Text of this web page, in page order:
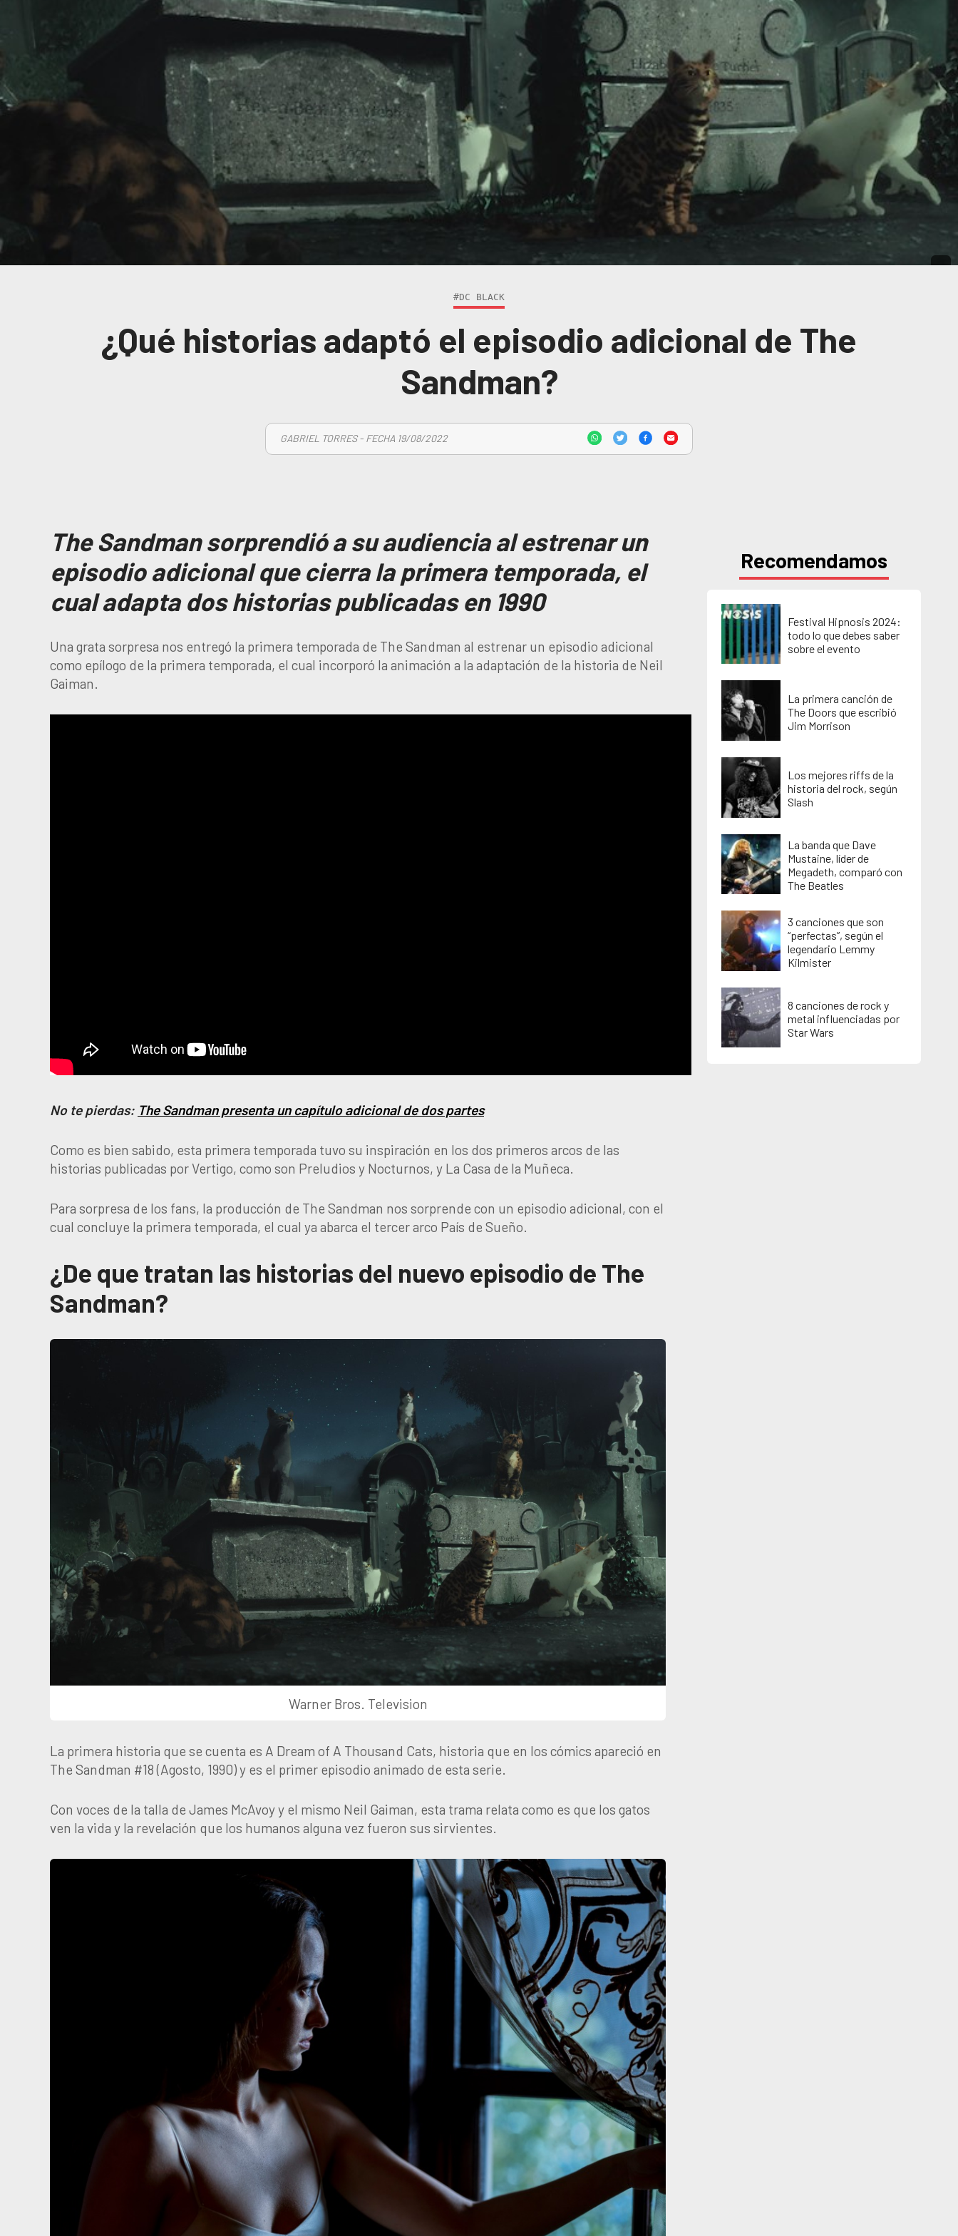
#DC BLACK
¿Qué historias adaptó el episodio adicional de The
Sandman?
GABRIEL TORRES - FECHA 19/08/2022
The Sandman sorprendió a su audiencia al estrenar un
episodio adicional que cierra la primera temporada, el
cual adapta dos historias publicadas en 1990
Una grata sorpresa nos entregó la primera temporada de The Sandman al estrenar un episodio adicional
como epílogo de la primera temporada, el cual incorporó la animación a la adaptación de la historia de Neil
Gaiman.
No te pierdas: The Sandman presenta un capítulo adicional de dos partes
Como es bien sabido, esta primera temporada tuvo su inspiración en los dos primeros arcos de las
historias publicadas por Vertigo, como son Preludios y Nocturnos, y La Casa de la Muñeca.
Para sorpresa de los fans, la producción de The Sandman nos sorprende con un episodio adicional, con el
cual concluye la primera temporada, el cual ya abarca el tercer arco País de Sueño.
¿De que tratan las historias del nuevo episodio de The
Sandman?
Warner Bros. Television
La primera historia que se cuenta es A Dream of A Thousand Cats, historia que en los cómics apareció en
The Sandman #18 (Agosto, 1990) y es el primer episodio animado de esta serie.
Con voces de la talla de James McAvoy y el mismo Neil Gaiman, esta trama relata como es que los gatos
ven la vida y la revelación que los humanos alguna vez fueron sus sirvientes.
Recomendamos
Festival Hipnosis 2024:
todo lo que debes saber
sobre el evento
La primera canción de
The Doors que escribió
Jim Morrison
Los mejores riffs de la
historia del rock, según
Slash
La banda que Dave
Mustaine, líder de
Megadeth, comparó con
The Beatles
3 canciones que son
“perfectas”, según el
legendario Lemmy
Kilmister
8 canciones de rock y
metal influenciadas por
Star Wars